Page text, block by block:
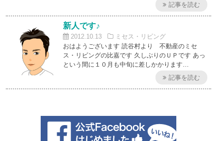
記事を読む
新人です♪
2012.10.13
ミセス・リビング
おはようございます 読谷村より 不動産のミセ
ス・リビングの比嘉です 久しぶりのＵＰです あっ
という間に１０月も中旬に差しかかります…
記事を読む